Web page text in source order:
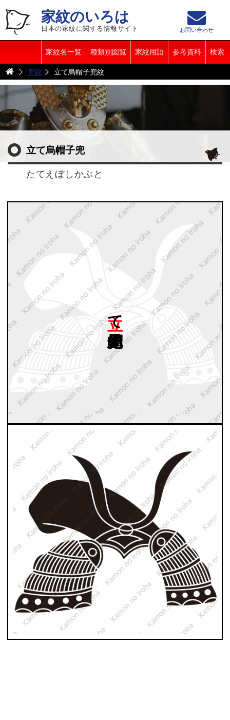
家紋のいろは
日本の家紋に関する情報サイト
家紋名一覧 種類別図覧 家紋用語 参考資料 検索
お問い合わせ
兜紋 立て烏帽子兜紋
立て烏帽子兜
たてえぼしかぶと
烏帽子兜